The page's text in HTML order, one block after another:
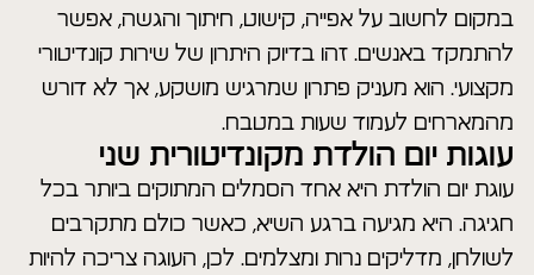
במקום לחשוב על אפייה, קישוט, חיתוך והגשה, אפשר
להתמקד באנשים. זהו בדיוק היתרון של שירות קונדיטורי
מקצועי. הוא מעניק פתרון שמרגיש מושקע, אך לא דורש
מהמארחים לעמוד שעות במטבח.
עוגות יום הולדת מקונדיטורית שני
עוגת יום הולדת היא אחד הסמלים המתוקים ביותר בכל
חגיגה. היא מגיעה ברגע השיא, כאשר כולם מתקרבים
לשולחן, מדליקים נרות ומצלמים. לכן, העוגה צריכה להיות